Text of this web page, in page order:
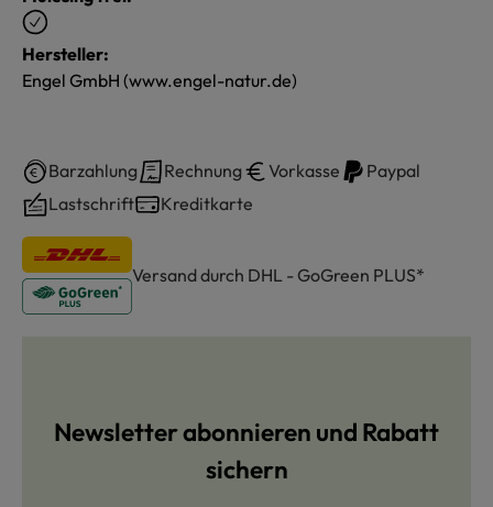
Hersteller:
Engel GmbH (www.engel-natur.de)
Barzahlung Rechnung Vorkasse
Paypal
Lastschrift
Kreditkarte
Versand durch DHL - GoGreen PLUS*
Newsletter abonnieren und Rabatt
sichern